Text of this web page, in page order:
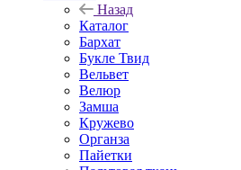
Назад
Каталог
Бархат
Букле Твид
Вельвет
Велюр
Замша
Кружево
Органза
Пайетки